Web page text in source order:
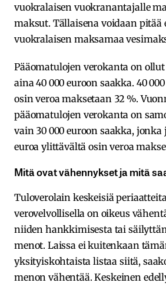
vuokralaisen vuokranantajalle
maksut. Tällaisena voidaan pitää
vuokralaisen maksamaa
Pääomatulojen verokanta on
aina 40 000 euroon saakka. 40
osin veroa maksetaan 32 %.
pääomatulojen verokanta on
vain 30 000 euroon saakka, jonka
euroa ylittävältä osin veroa
Mitä ovat vähennykset ja mitä
Tuloverolain keskeisiä
verovelvollisella on oikeus
niiden hankkimisesta tai
menot. Laissa ei kuitenkaan
yksityiskohtaista listaa siitä,
menon vähentää. Keskeinen